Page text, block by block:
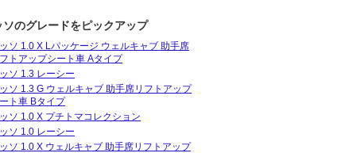
2018/09
～ 28km/L
ソのグレードをピックアップ
ソ 1.0 X Lパッケージ ウェルキャブ 助手席
トアップシート車 Aタイプ
ソ 1.3 レーシー
ソ 1.3 G ウェルキャブ 助手席リフトアップ
ト車 Bタイプ
ソ 1.0 X プチトマコレクション
ソ 1.0 レーシー
ソ 1.0 X ウェルキャブ 助手席リフトアップ